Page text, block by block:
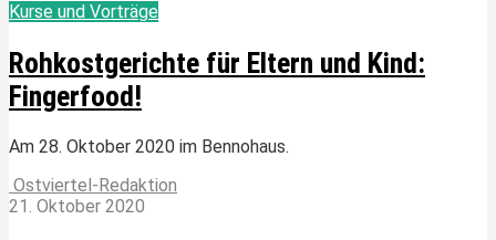
Kurse und Vorträge
Rohkostgerichte für Eltern und Kind:
Fingerfood!
Am 28. Oktober 2020 im Bennohaus.
Ostviertel-Redaktion
21. Oktober 2020